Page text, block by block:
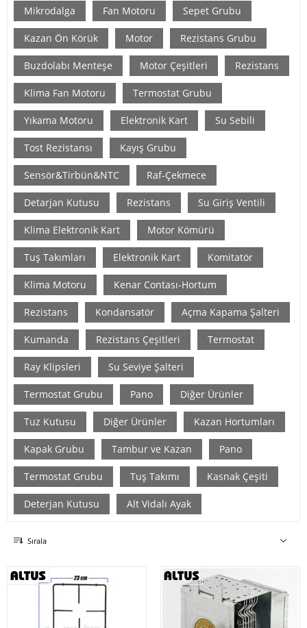
Mikrodalga Fan Motoru Sepet Grubu
Kazan Ön Körük Motor Rezistans Grubu
Buzdolabı Menteşe Motor Çeşitleri Rezistans
Klima Fan Motoru Termostat Grubu
Yıkama Motoru Elektronik Kart Su Sebili
Tost Rezistansı Kayış Grubu
Sensör&Tirbün&NTC Raf-Çekmece
Detarjan Kutusu Rezistans Su Giriş Ventili
Klima Elektronik Kart Motor Kömürü
Tuş Takımları Elektronik Kart Komitatör
Klima Motoru Kenar Contası-Hortum
Rezistans Kondansatör Açma Kapama Şalteri
Kumanda Rezistans Çeşitleri Termostat
Ray Klipsleri Su Seviye Şalteri
Termostat Grubu Pano Diğer Ürünler
Tuz Kutusu Diğer Ürünler Kazan Hortumları
Kapak Grubu Tambur ve Kazan Pano
Termostat Grubu Tuş Takımı Kasnak Çeşiti
Deterjan Kutusu Alt Vidalı Ayak
Sırala